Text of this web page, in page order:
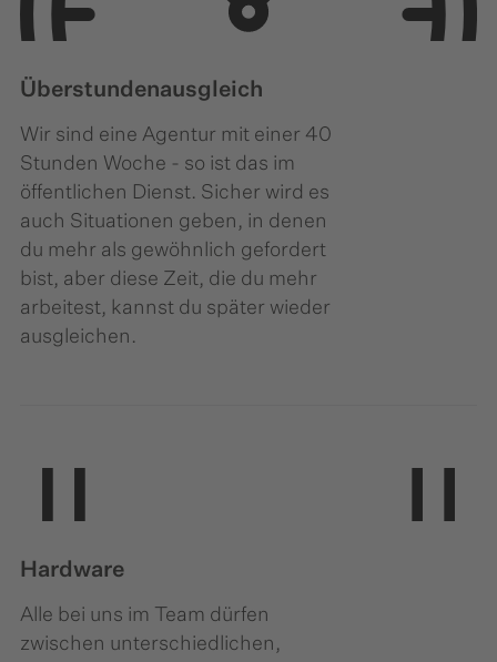
Überstundenausgleich
Wir sind eine Agentur mit einer 40
Stunden Woche - so ist das im
öffentlichen Dienst. Sicher wird es
auch Situationen geben, in denen
du mehr als gewöhnlich gefordert
bist, aber diese Zeit, die du mehr
arbeitest, kannst du später wieder
ausgleichen.
Hardware
Alle bei uns im Team dürfen
zwischen unterschiedlichen,